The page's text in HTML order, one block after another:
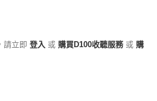
請立即 登入 或 購買D100收聽服務 或 購